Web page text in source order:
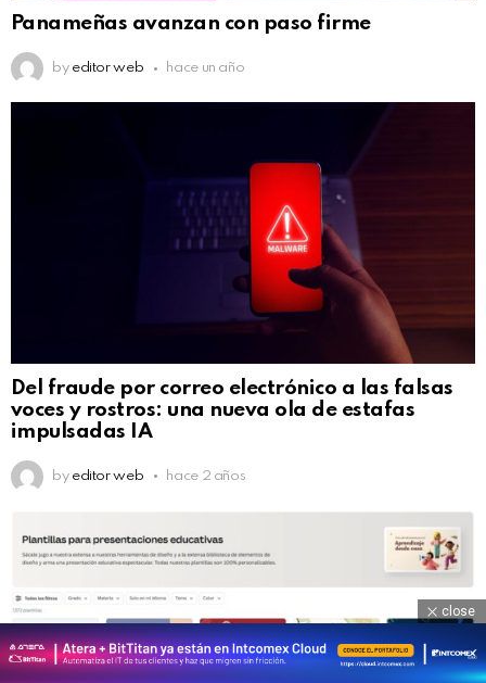
Panameñas avanzan con paso firme
by editor web hace un año
Del fraude por correo electrónico a las falsas
voces y rostros: una nueva ola de estafas
impulsadas IA
by editor web hace 2 años
close